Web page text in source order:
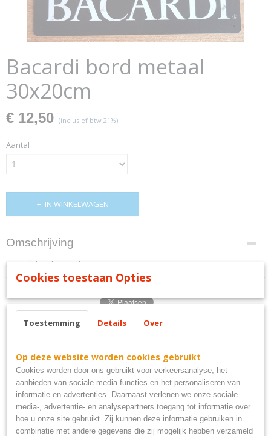
Bacardi bord metaal
30x20cm
€ 12,50 (inclusief btw 21%)
Aantal
IN WINKELWAGEN
Omschrijving
bacardi bord metaal
Ook interessant
Cookies toestaan Opties
Toestemming Details Over
Op deze website worden cookies gebruikt
Cookies worden door ons gebruikt voor verkeersanalyse, het
aanbieden van sociale media-functies en het personaliseren van
informatie en advertenties. Daarnaast verlenen we onze sociale
media-, advertentie- en analysepartners toegang tot informatie over
hoe u onze site gebruikt. Zij kunnen deze informatie gebruiken in
combinatie met andere gegevens die zij mogelijk hebben verzameld